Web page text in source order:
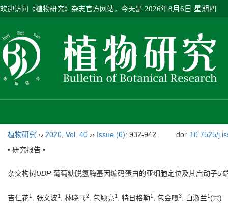
欢迎访问《植物研究》杂志官方网站，今天是 2026年8月6日 星期四
植物研究 ›› 2020 Vol. 40 ›› Issue (6): 932-942. doi: 10.7525/
• 研究报告 •
杂交构树UDP-葡萄糖脱氢酶基因编码蛋白的亚细胞定位及其启动子5'
吉仁花1 , 张文波1 , 林晓飞2, 包颖亮1 , 特日格勒1 , 包会嘎3, 白淑兰1 (